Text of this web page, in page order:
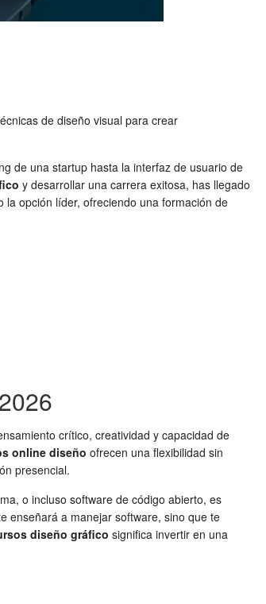
de diseño visual para crear
de una startup hasta la interfaz de usuario de
y desarrollar una carrera exitosa, has llegado
opción líder, ofreciendo una formación de
crítico, creatividad y capacidad de
online diseño ofrecen una flexibilidad sin
presencial.
o incluso software de código abierto, es
enseñará a manejar software, sino que te
diseño gráfico significa invertir en una